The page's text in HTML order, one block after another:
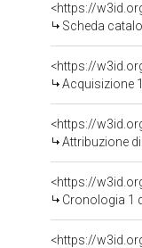
<https://
Scheda
<https://
Acquisizione
Attribuzione
<https://
Cronologia 1